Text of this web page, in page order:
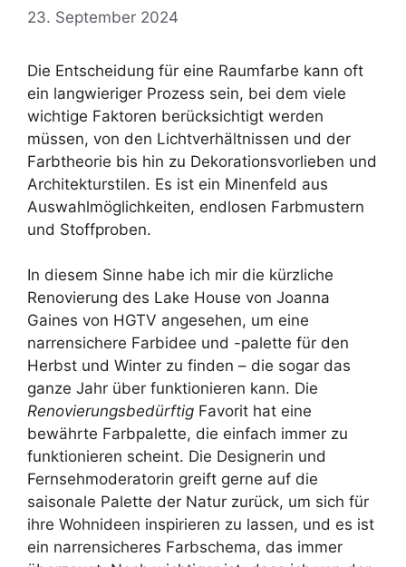
23. September 2024
Die Entscheidung für eine Raumfarbe kann oft
ein langwieriger Prozess sein, bei dem viele
wichtige Faktoren berücksichtigt werden
müssen, von den Lichtverhältnissen und der
Farbtheorie bis hin zu Dekorationsvorlieben und
Architekturstilen. Es ist ein Minenfeld aus
Auswahlmöglichkeiten, endlosen Farbmustern
und Stoffproben.
In diesem Sinne habe ich mir die kürzliche
Renovierung des Lake House von Joanna
Gaines von HGTV angesehen, um eine
narrensichere Farbidee und -palette für den
Herbst und Winter zu finden – die sogar das
ganze Jahr über funktionieren kann. Die
Renovierungsbedürftig Favorit hat eine
bewährte Farbpalette, die einfach immer zu
funktionieren scheint. Die Designerin und
Fernsehmoderatorin greift gerne auf die
saisonale Palette der Natur zurück, um sich für
ihre Wohnideen inspirieren zu lassen, und es ist
ein narrensicheres Farbschema, das immer